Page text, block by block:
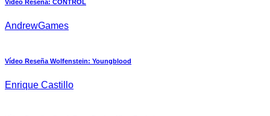
Vídeo Reseña: CONTROL
AndrewGames
Vídeo Reseña Wolfenstein: Youngblood
Enrique Castillo